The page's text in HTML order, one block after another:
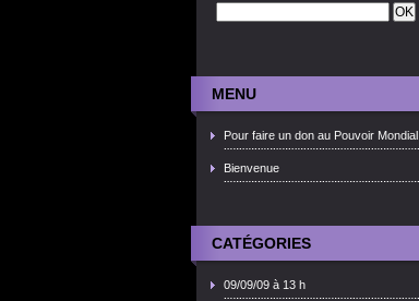
MENU
Pour faire un don au Pouvoir Mondial
Bienvenue
CATÉGORIES
09/09/09 à 13 h